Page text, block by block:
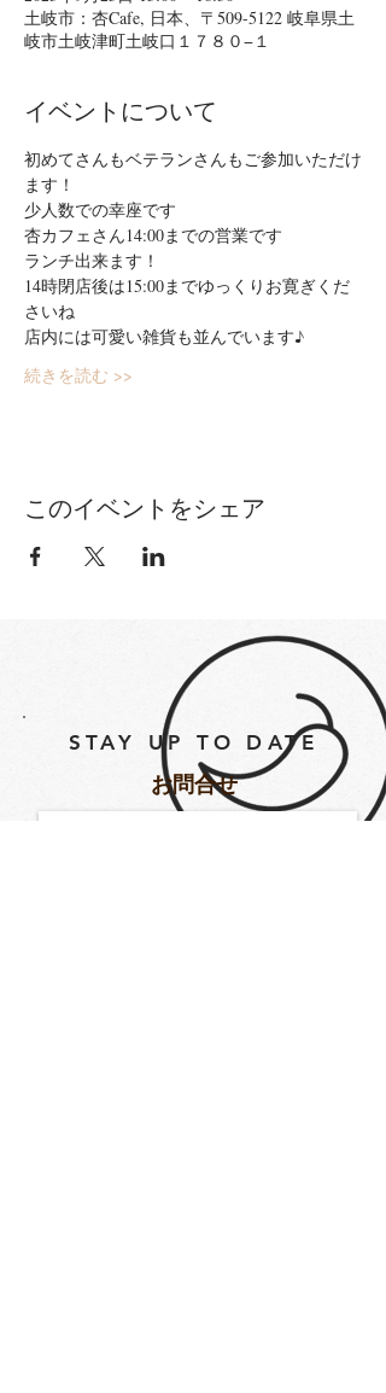
土岐市：杏Cafe, 日本、〒509-5122 岐阜県土
岐市土岐津町土岐口１７８０−１
イベントについて
初めてさんもベテランさんもご参加いただけ
ます！
少人数での幸座です
杏カフェさん14:00までの営業です
ランチ出来ます！
14時閉店後は15:00までゆっくりお寛ぎくだ
さいね
店内には可愛い雑貨も並んでいます♪
続きを読む >>
このイベントをシェア
STAY UP TO DATE
​お問合せ